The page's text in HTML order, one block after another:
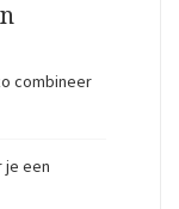
combineer
je een